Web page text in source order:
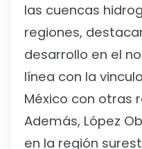
las cuencas
regiones,
desarrollo en el
línea con la
México con otras
Además, López
en la región